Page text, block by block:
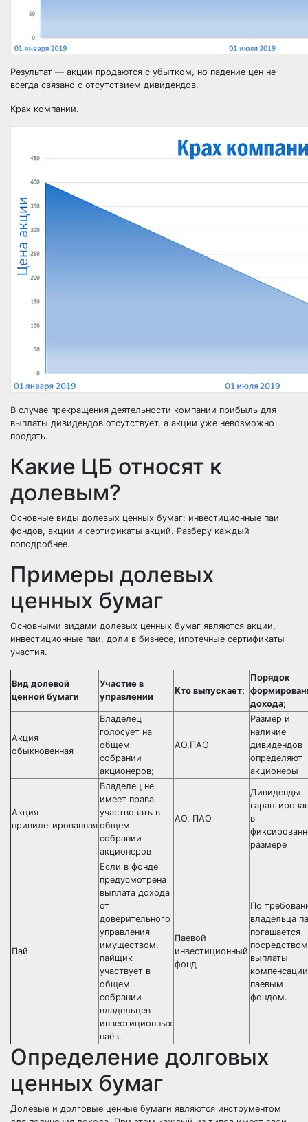
Результат — акции продаются с убытком, но падение цен не
всегда связано с отсутствием дивидендов.
Крах компании.
В случае прекращения деятельности компании прибыль для
выплаты дивидендов отсутствует, а акции уже невозможно
продать.
Какие ЦБ относят к
долевым?
Основные виды долевых ценных бумаг: инвестиционные паи
фондов, акции и сертификаты акций. Разберу каждый
поподробнее.
Примеры долевых
ценных бумаг
Основными видами долевых ценных бумаг являются акции,
инвестиционные паи, доли в бизнесе, ипотечные сертификаты
участия.
Вид долевой
ценной бумаги
Участие в
управлении
Кто выпускает;
Порядок
дохода;
Акция
обыкновенная
Владелец
голосует на
общем
собрании
акционеров;
АО,ПАО
Размер и
наличие
дивидендов
определяют
акционеры
Акция
привилегированная
Владелец не
имеет права
участвовать в
общем
собрании
акционеров
АО, ПАО
Дивиденды
в
размере
Пай
Если в фонде
предусмотрена
выплата дохода
от
доверительного
управления
имуществом,
пайщик
участвует в
общем
собрании
владельцев
инвестиционных
паёв.
Паевой
инвестиционный
фонд
По
владельца
погашается
посредством
выплаты
компенсации
паевым
фондом.
Определение долговых
ценных бумаг
Долевые и долговые ценные бумаги являются инструментом